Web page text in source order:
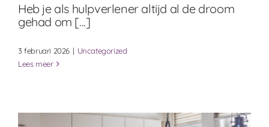
Over Siriz
Help mee
Heb je als hulpverlener altijd al de droom
gehad om [...]
3 februari 2026 | Uncategorized
Lees meer